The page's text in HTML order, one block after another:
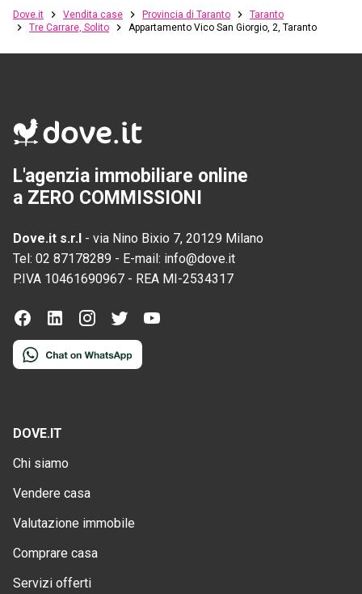
Dove.it Vendita case Provincia di Taranto
Taranto
Tre Carrare, Solito
Appartamento Vico San Giorgio, 2, Taranto
L'agenzia immobiliare online
a ZERO COMMISSIONI
Dove.it s.r.l - via Nino Bixio 7, 20129 Milano
Tel: 02 87178289 - E-mail: info@dove.it
P.IVA 10461690967 - REA MI-2534317
DOVE.IT
Chi siamo
Vendere casa
Valutazione immobile
Comprare casa
Servizi offerti